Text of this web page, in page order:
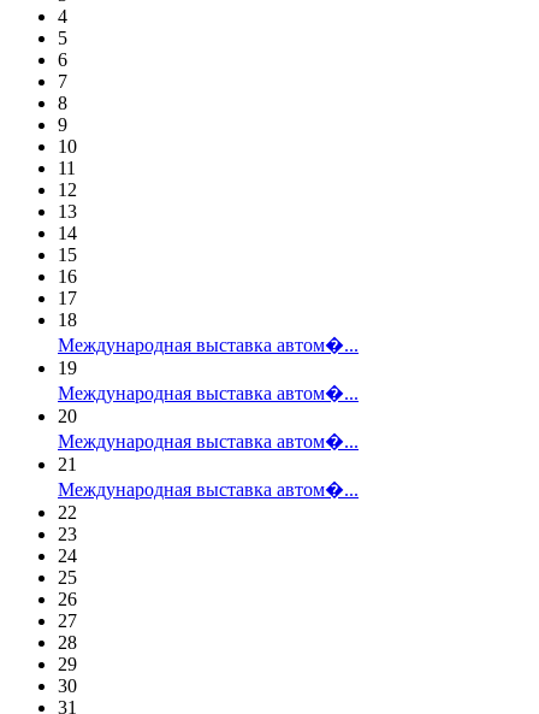
4
5
6
7
8
9
10
11
12
13
14
15
16
17
18
Международная выставка автом�...
19
Международная выставка автом�...
20
Международная выставка автом�...
21
Международная выставка автом�...
22
23
24
25
26
27
28
29
30
31